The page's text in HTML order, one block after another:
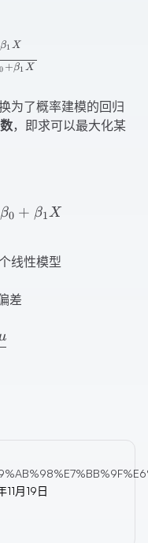
0 +β1 X
β1 X
为了概率建模的回归
，即求可以最大化某
β0 + β1X
线性模型
差
\mu}{\sigma}
月19日